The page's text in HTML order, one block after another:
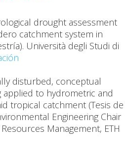
drought assessment
catchment system in
Università degli Studi di
disturbed, conceptual
to hydrometric and
tropical catchment (Tesis de
Engineering Chair
Management, ETH